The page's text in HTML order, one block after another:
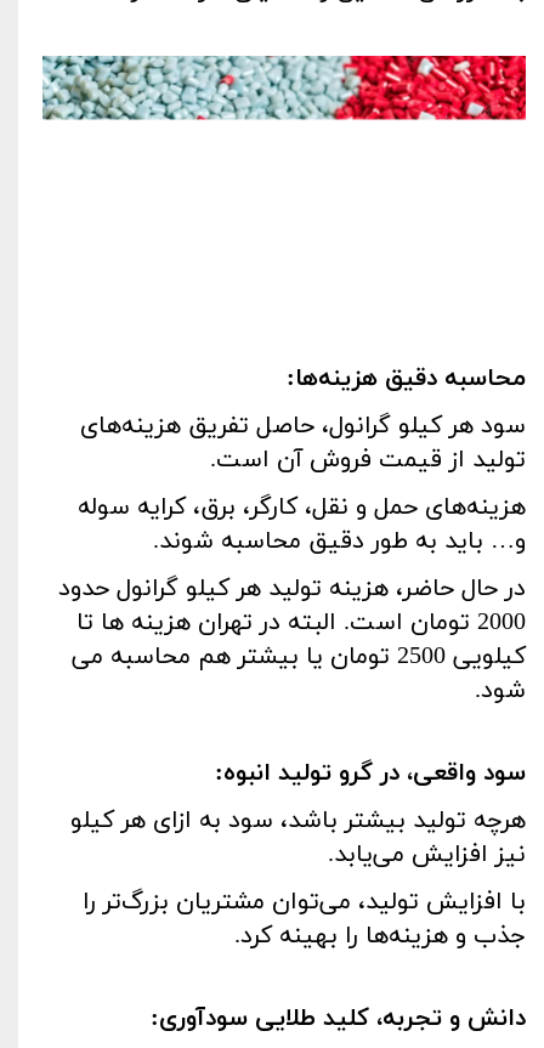
محاسبه دقیق هزینه‌ها:
سود هر کیلو گرانول، حاصل تفریق هزینه‌های
تولید از قیمت فروش آن است.
هزینه‌های حمل و نقل، کارگر، برق، کرایه سوله
و… باید به طور دقیق محاسبه شوند.
در حال حاضر، هزینه تولید هر کیلو گرانول حدود
2000 تومان است. البته در تهران هزینه ها تا
کیلویی 2500 تومان یا بیشتر هم محاسبه می
شود.
سود واقعی، در گرو تولید انبوه:
هرچه تولید بیشتر باشد، سود به ازای هر کیلو
نیز افزایش می‌یابد.
با افزایش تولید، می‌توان مشتریان بزرگ‌تر را
جذب و هزینه‌ها را بهینه کرد.
دانش و تجربه، کلید طلایی سودآوری: